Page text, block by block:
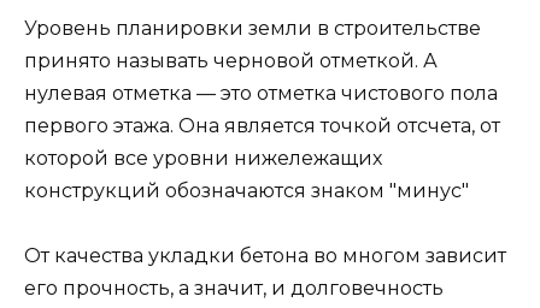
Уровень планировки земли в строительстве
принято называть черновой отметкой. А
нулевая отметка — это отметка чистового пола
первого этажа. Она является точкой отсчета, от
которой все уровни нижележащих
конструкций обозначаются знаком "минус"
От качества укладки бетона во многом зависит
его прочность, а значит, и долговечность